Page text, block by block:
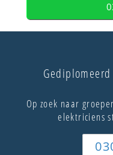
Op zoek naar
elektriciens